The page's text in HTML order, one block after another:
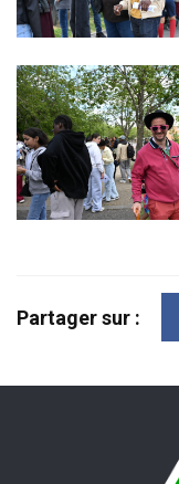
Partager sur :